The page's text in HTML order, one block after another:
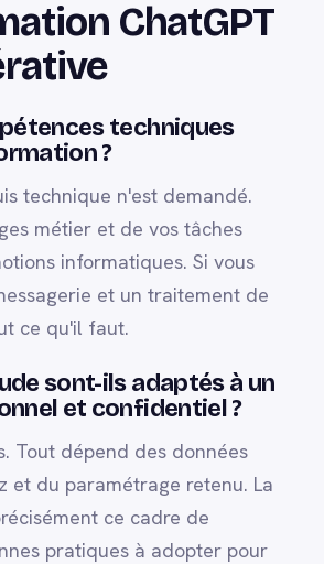
ChatGPT
techniques
?
technique n'est demandé.
métier et de vos tâches
informatiques. Si vous
et un traitement de
ce qu'il faut.
sont-ils adaptés à un
et confidentiel ?
Tout dépend des données
et du paramétrage retenu. La
ce cadre de
pratiques à adopter pour